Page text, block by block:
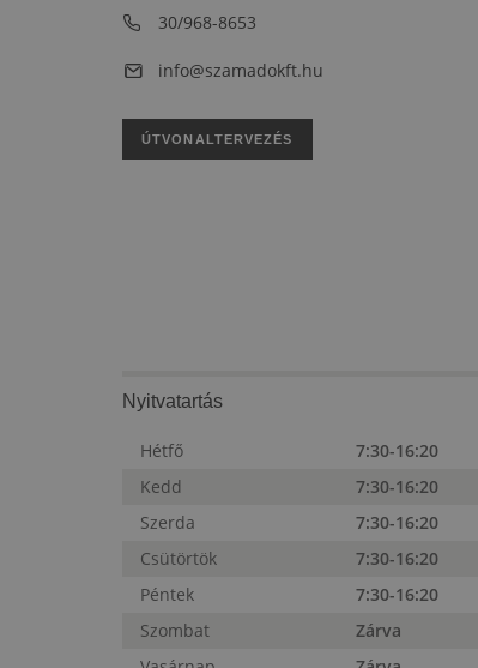
30/968-8653
info@szamadokft.hu
ÚTVONALTERVEZÉS
Nyitvatartás
Hétfő
7:30-16:20
Kedd
7:30-16:20
Szerda
7:30-16:20
Csütörtök
7:30-16:20
Péntek
7:30-16:20
Szombat
Zárva